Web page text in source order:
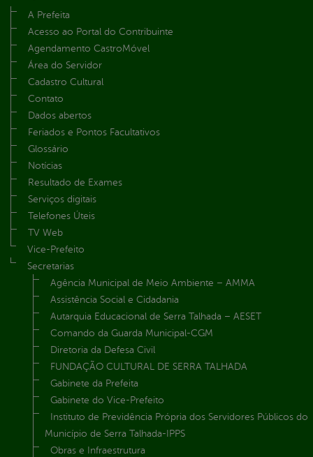
A Prefeita
Acesso ao Portal do Contribuinte
Agendamento CastroMóvel
Área do Servidor
Cadastro Cultural
Contato
Dados abertos
Feriados e Pontos Facultativos
Glossário
Notícias
Resultado de Exames
Serviços digitais
Telefones Úteis
TV Web
Vice-Prefeito
Secretarias
Agência Municipal de Meio Ambiente – AMMA
Assistência Social e Cidadania
Autarquia Educacional de Serra Talhada – AESET
Comando da Guarda Municipal-CGM
Diretoria da Defesa Civil
FUNDAÇÃO CULTURAL DE SERRA TALHADA
Gabinete da Prefeita
Gabinete do Vice-Prefeito
Instituto de Previdência Própria dos Servidores Públicos do
Município de Serra Talhada-IPPS
Obras e Infraestrutura